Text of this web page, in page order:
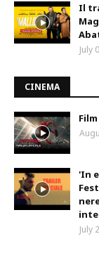
Il
July
CINEMA
'In
July